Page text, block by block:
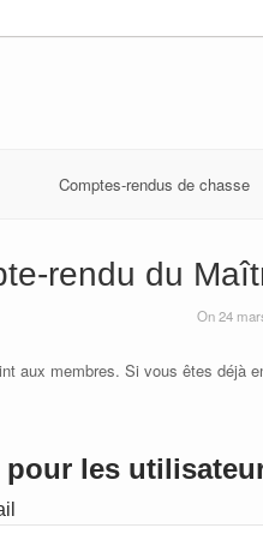
Comptes-rendus de chasse
rendu du
On 24
aux membres. Si vous êtes déjà
les